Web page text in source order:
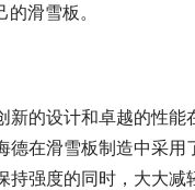
滑雪板。
新的设计和卓越的性能
德在滑雪板制造中采用
持强度的同时，大大减